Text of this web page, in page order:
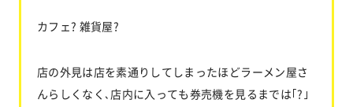
カフェ? 雑貨屋?
店の外見は店を素通りしてしまったほどラーメン屋さ
んらしくなく､店内に入っても券売機を見るまでは｢?｣